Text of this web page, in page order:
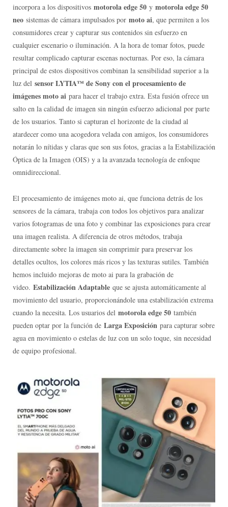
incorpora a los dispositivos motorola edge 50 y motorola edge 50
neo sistemas de cámara impulsados por moto ai, que permiten a los
consumidores crear y capturar sus contenidos sin esfuerzo en
cualquier escenario o iluminación. A la hora de tomar fotos, puede
resultar complicado capturar escenas nocturnas. Por eso, la cámara
principal de estos dispositivos combinan la sensibilidad superior a la
luz del sensor LYTIA™ de Sony con el procesamiento de
imágenes moto ai para hacer el trabajo extra. Esta fusión ofrece un
salto en la calidad de imagen sin ningún esfuerzo adicional por parte
de los usuarios. Tanto si capturan el horizonte de la ciudad al
atardecer como una acogedora velada con amigos, los consumidores
notarán lo nítidas y claras que son sus fotos, gracias a la Estabilización
Óptica de la Imagen (OIS) y a la avanzada tecnología de enfoque
omnidireccional.
El procesamiento de imágenes moto ai, que funciona detrás de los
sensores de la cámara, trabaja con todos los objetivos para analizar
varios fotogramas de una foto y combinar las exposiciones para crear
una imagen realista. A diferencia de otros métodos, trabaja
directamente sobre la imagen sin comprimir para preservar los
detalles ocultos, los colores más ricos y las texturas sutiles. También
hemos incluido mejoras de moto ai para la grabación de
video. Estabilización Adaptable que se ajusta automáticamente al
movimiento del usuario, proporcionándole una estabilización extrema
cuando la necesita. Los usuarios del motorola edge 50 también
pueden optar por la función de Larga Exposición para capturar sobre
agua en movimiento o estelas de luz con un solo toque, sin necesidad
de equipo profesional.